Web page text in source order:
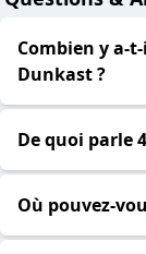
Combien y a-
Dunkast ?
De quoi parle
Où pouvez-